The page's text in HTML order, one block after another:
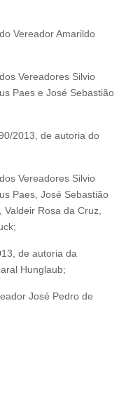
Vereador Amarildo
Vereadores Silvio
Paes e José Sebastião
2013, de autoria do
Vereadores Silvio
Paes, José Sebastião
Rosa da Cruz,
de autoria da
Hunglaub;
José Pedro de